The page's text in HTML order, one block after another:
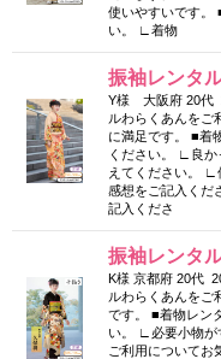
使いやすいです。
い。 ∟着物
振袖レンタ
Y様 大阪府 20代
ルわらくあんをご
に満足です。 ■着
ください。 ∟良か
えてください。 ∟
感想をご記入くだ
記入くださ
振袖レンタ
K様 京都府 20代
ルわらくあんをご
です。 ■着物レン
い。 ∟必要小物が
ご利用について